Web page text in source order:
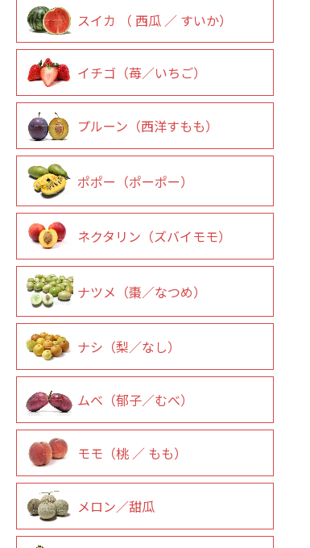
スイカ （ 西瓜 ／ すいか）
イチゴ（苺／いちご）
プルーン（西洋すもも）
ポポー（ポーポー）
ネクタリン（ズバイモモ）
ナツメ（棗／なつめ）
ナシ（梨／なし）
ムベ（郁子／むべ）
モモ（桃 ／ もも）
メロン／甜瓜